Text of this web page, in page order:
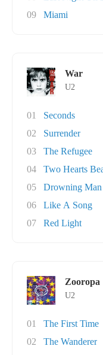
09
Miami
War
U2
01
Seconds
02
Surrender
03
The Refugee
04
Two Hearts
05
Drowning Man
06
Like A Song
07
Red Light
Zooropa
U2
01
The First Time
02
The Wanderer